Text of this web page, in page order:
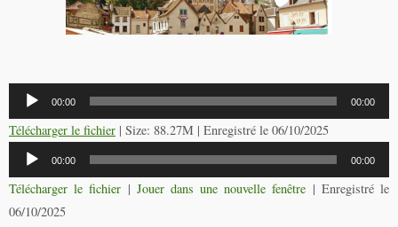
Lecteur
audio
00:00 00:00
Télécharger le fichier | Size: 88.27M | Enregistré le 06/10/2025
Lecteur
audio
00:00 00:00
Télécharger le fichier | Jouer dans une nouvelle fenêtre | Enregistré le
06/10/2025